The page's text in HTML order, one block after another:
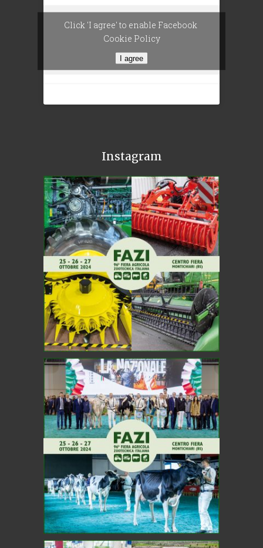
Click 'I agree' to enable Facebook
Cookie Policy
I agree
Instagram